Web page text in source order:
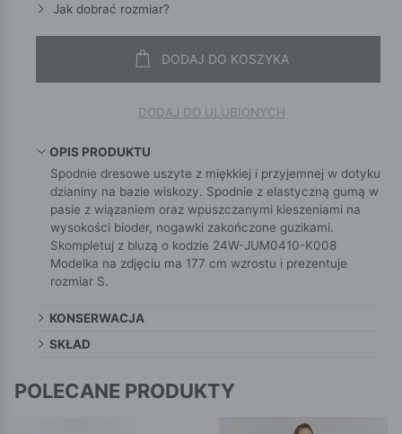
Jak dobrać rozmiar?
DODAJ DO KOSZYKA
DODAJ DO ULUBIONYCH
OPIS PRODUKTU
Spodnie dresowe uszyte z miękkiej i przyjemnej w dotyku
dzianiny na bazie wiskozy. Spodnie z elastyczną gumą w
pasie z wiązaniem oraz wpuszczanymi kieszeniami na
wysokości bioder, nogawki zakończone guzikami.
Skompletuj z bluzą o kodzie 24W-JUM0410-K008
Modelka na zdjęciu ma 177 cm wzrostu i prezentuje
rozmiar S.
KONSERWACJA
SKŁAD
POLECANE PRODUKTY